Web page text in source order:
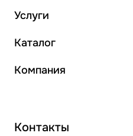
Услуги
Каталог
Компания
Контакты